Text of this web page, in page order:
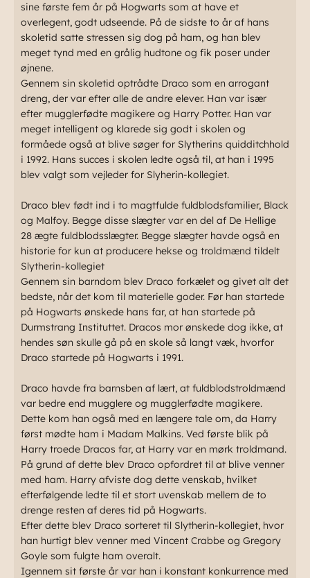
sine første fem år på Hogwarts som at have et
overlegent, godt udseende. På de sidste to år af hans
skoletid satte stressen sig dog på ham, og han blev
meget tynd med en grålig hudtone og fik poser under
øjnene.
Gennem sin skoletid optrådte Draco som en arrogant
dreng, der var efter alle de andre elever. Han var især
efter mugglerfødte magikere og Harry Potter. Han var
meget intelligent og klarede sig godt i skolen og
formåede også at blive søger for Slytherins quidditchhold
i 1992. Hans succes i skolen ledte også til, at han i 1995
blev valgt som vejleder for Slyherin-kollegiet.
Draco blev født ind i to magtfulde fuldblodsfamilier, Black
og Malfoy. Begge disse slægter var en del af De Hellige
28 ægte fuldblodsslægter. Begge slægter havde også en
historie for kun at producere hekse og troldmænd tildelt
Slytherin-kollegiet
Gennem sin barndom blev Draco forkælet og givet alt det
bedste, når det kom til materielle goder. Før han startede
på Hogwarts ønskede hans far, at han startede på
Durmstrang Instituttet. Dracos mor ønskede dog ikke, at
hendes søn skulle gå på en skole så langt væk, hvorfor
Draco startede på Hogwarts i 1991.
Draco havde fra barnsben af lært, at fuldblodstroldmænd
var bedre end mugglere og mugglerfødte magikere.
Dette kom han også med en længere tale om, da Harry
først mødte ham i Madam Malkins. Ved første blik på
Harry troede Dracos far, at Harry var en mørk troldmand.
På grund af dette blev Draco opfordret til at blive venner
med ham. Harry afviste dog dette venskab, hvilket
efterfølgende ledte til et stort uvenskab mellem de to
drenge resten af deres tid på Hogwarts.
Efter dette blev Draco sorteret til Slytherin-kollegiet, hvor
han hurtigt blev venner med Vincent Crabbe og Gregory
Goyle som fulgte ham overalt.
Igennem sit første år var han i konstant konkurrence med